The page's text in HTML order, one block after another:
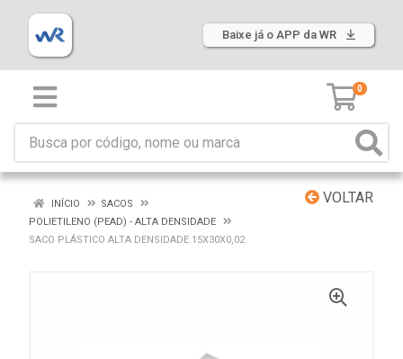
Baixe já o APP da WR
0
VOLTAR
INÍCIO
SACOS
POLIETILENO (PEAD) - ALTA DENSIDADE
SACO PLÁSTICO ALTA DENSIDADE 15X30X0,02